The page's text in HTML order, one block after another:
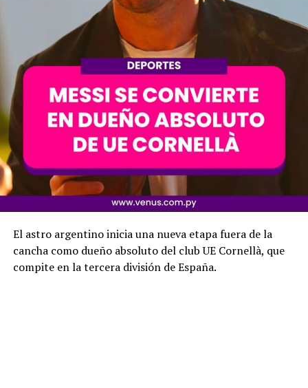
El astro argentino inicia una nueva etapa fuera de la
cancha como dueño absoluto del club UE Cornellà, que
compite en la tercera división de España.